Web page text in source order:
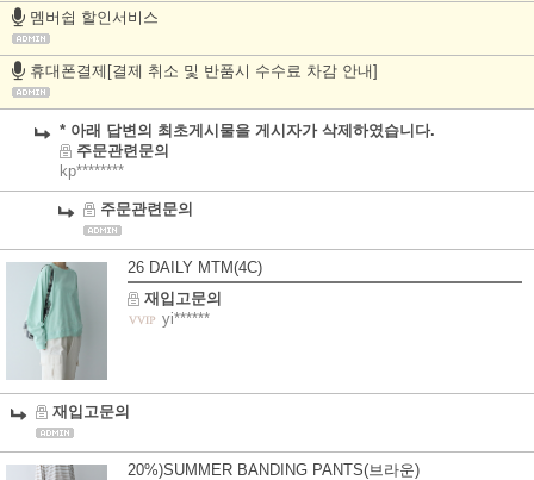
멤버쉽 할인서비스
휴대폰결제[결제 취소 및 반품시 수수료 차감 안내]
* 아래 답변의 최초게시물을 게시자가 삭제하였습니다.
주문관련문의
kp********
주문관련문의
26 DAILY MTM(4C)
재입고문의
yi******
재입고문의
20%)SUMMER BANDING PANTS(브라운)